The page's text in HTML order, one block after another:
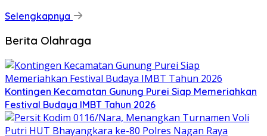
Selengkapnya
Berita Olahraga
Kontingen Kecamatan Gunung Purei Siap Memeriahkan
Festival Budaya IMBT Tahun 2026